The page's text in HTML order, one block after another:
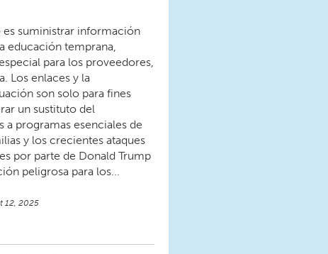
suministrar información
educación temprana,
para los proveedores,
Los enlaces y la
son solo para fines
un sustituto del
a programas esenciales de
y los crecientes ataques
por parte de Donald Trump
peligrosa para los...
12, 2025